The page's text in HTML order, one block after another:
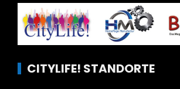
CITYLIFE! STANDORTE